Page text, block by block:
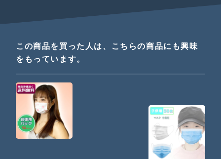
この商品を買った人は、こちらの商品にも興味
をもっています。